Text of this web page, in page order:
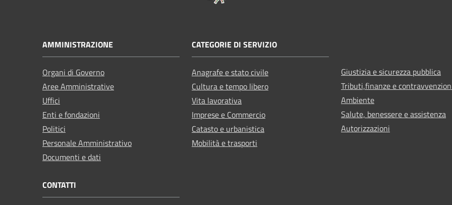
AMMINISTRAZIONE
Organi di Governo
Aree Amministrative
Uffici
Enti e fondazioni
Politici
Personale Amministrativo
Documenti e dati
CATEGORIE DI SERVIZIO
Anagrafe e stato civile
Cultura e tempo libero
Vita lavorativa
Imprese e Commercio
Catasto e urbanistica
Mobilità e trasporti
Giustizia e sicurezza pubblica
Tributi,finanze e
Ambiente
Salute, benessere e assistenza
Autorizzazioni
CONTATTI